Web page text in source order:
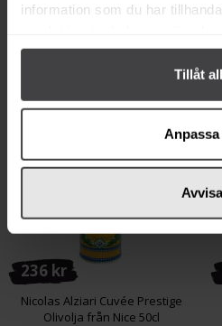
information som du har
Tillåt
Anpassa
Avvisa
Från samma
236 kr
Nicolas Alziari Cuvée Prestige
Olivolja från Nice 50cl